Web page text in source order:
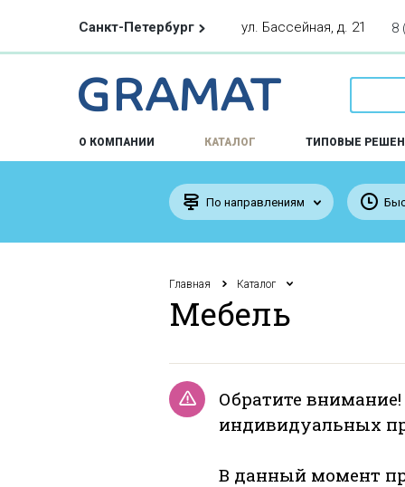
Санкт-Петербург ул. Бассейная, д. 21 8
О КОМПАНИИ КАТАЛОГ ТИПОВЫЕ
По направлениям
Главная Каталог
Мебель
Обратите
индивидуальных
В данный момент